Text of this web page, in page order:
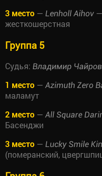
3 место — Lenholl Aihov
жесткошерстная
Группа 5
Судья: Владимир
1 место — Azimuth Zero
маламут
2 место — All Square
Басенджи
3 место — Lucky Smile
(померанский,